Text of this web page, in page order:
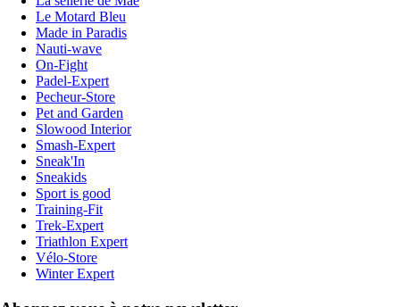
Le Motard Bleu
Made in Paradis
Nauti-wave
On-Fight
Padel-Expert
Pecheur-Store
Pet and Garden
Slowood Interior
Smash-Expert
Sneak'In
Sneakids
Sport is good
Training-Fit
Trek-Expert
Triathlon Expert
Vélo-Store
Winter Expert